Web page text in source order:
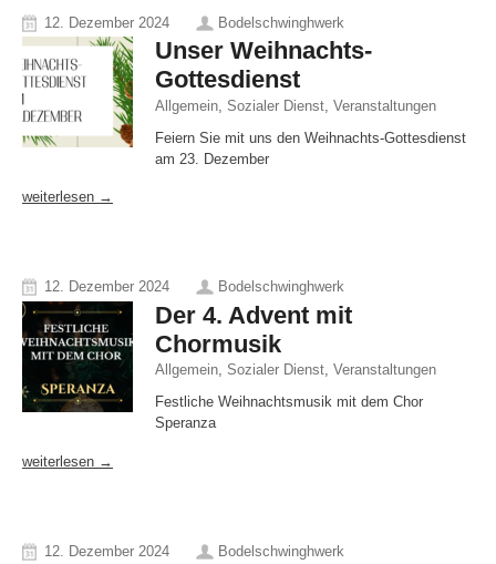
12. Dezember 2024 Bodelschwinghwerk
Unser Weihnachts-
Gottesdienst
Allgemein Sozialer Dienst Veranstaltungen
Feiern Sie mit uns den Weihnachts-Gottesdienst
am 23. Dezember
weiterlesen →
12. Dezember 2024 Bodelschwinghwerk
Der 4. Advent mit
Chormusik
Allgemein Sozialer Dienst Veranstaltungen
Festliche Weihnachtsmusik mit dem Chor
Speranza
weiterlesen →
12. Dezember 2024 Bodelschwinghwerk